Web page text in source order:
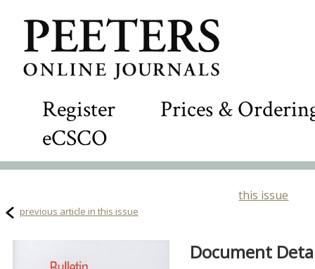
Register
Prices &
eCSCO
this issue
previous article in this issue
Document